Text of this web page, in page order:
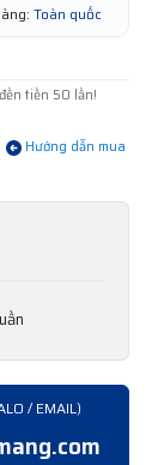
Toàn quốc
tiền 50 lần!
Hướng dẫn mua
/ EMAIL)